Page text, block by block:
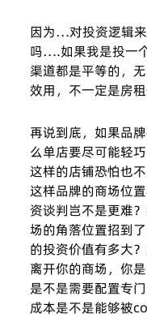
因为…对投资逻辑
吗….如果我是投一
渠道都是平等的，
效用，不一定是房租
再说到底，如果品
么单店要尽可能轻
这样的店铺恐怕也
这样品牌的商场位
资谈判岂不是更难
场的角落位置招到
的投资价值有多大
离开你的商场，你
是不是需要配置专
成本是不是能够被